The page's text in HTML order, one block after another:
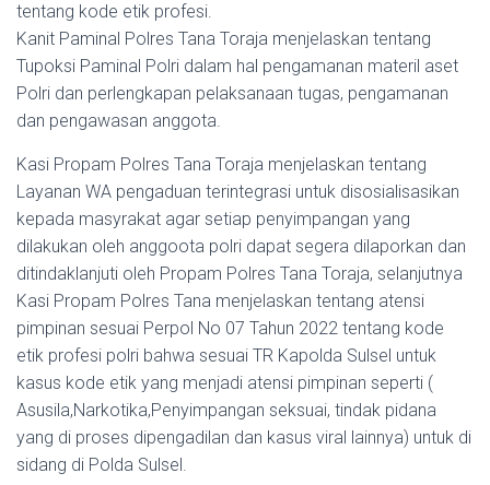
tentang kode etik profesi.
Kanit Paminal Polres Tana Toraja menjelaskan tentang
Tupoksi Paminal Polri dalam hal pengamanan materil aset
Polri dan perlengkapan pelaksanaan tugas, pengamanan
dan pengawasan anggota.
Kasi Propam Polres Tana Toraja menjelaskan tentang
Layanan WA pengaduan terintegrasi untuk disosialisasikan
kepada masyrakat agar setiap penyimpangan yang
dilakukan oleh anggoota polri dapat segera dilaporkan dan
ditindaklanjuti oleh Propam Polres Tana Toraja, selanjutnya
Kasi Propam Polres Tana menjelaskan tentang atensi
pimpinan sesuai Perpol No 07 Tahun 2022 tentang kode
etik profesi polri bahwa sesuai TR Kapolda Sulsel untuk
kasus kode etik yang menjadi atensi pimpinan seperti (
Asusila,Narkotika,Penyimpangan seksuai, tindak pidana
yang di proses dipengadilan dan kasus viral lainnya) untuk di
sidang di Polda Sulsel.